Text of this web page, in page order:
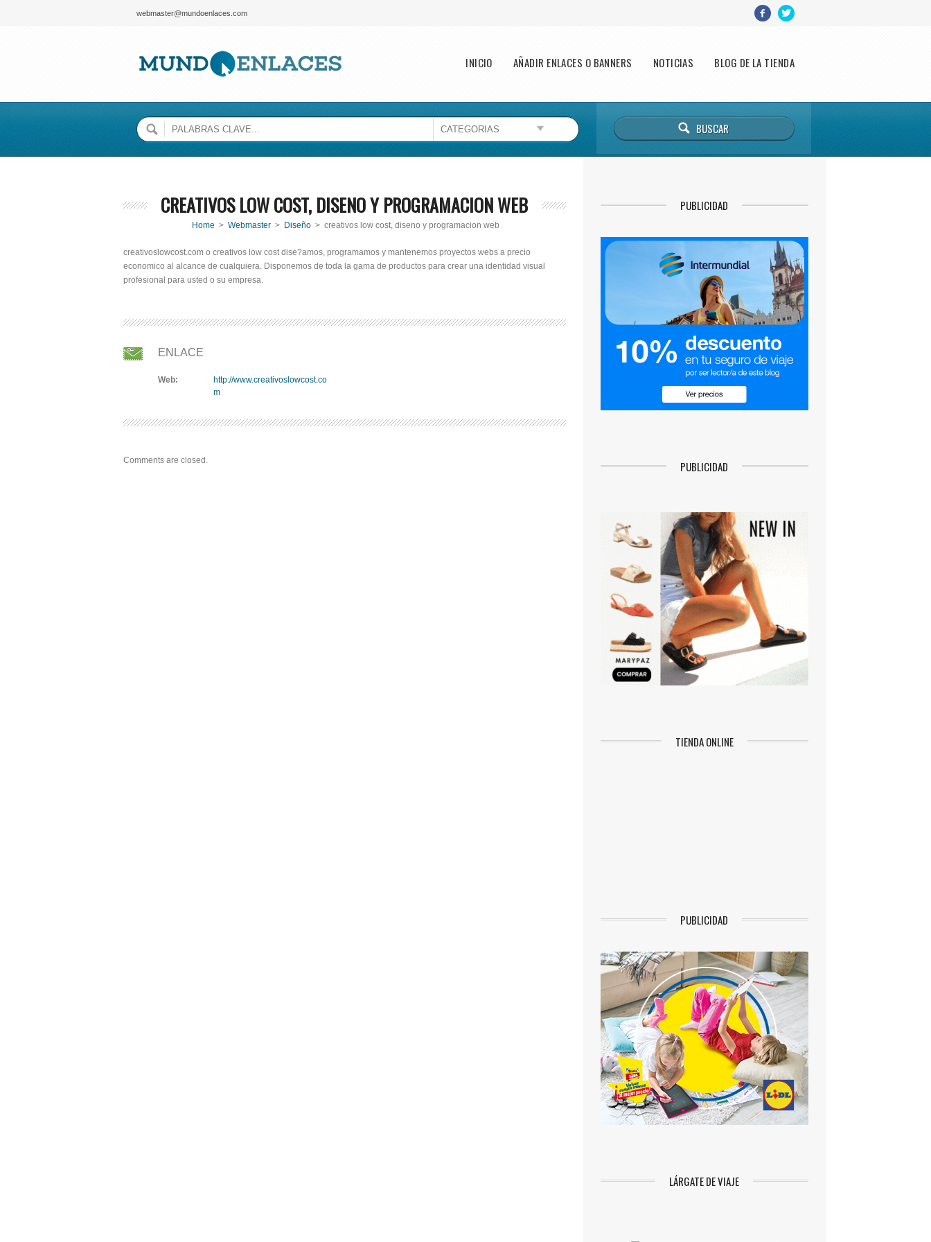
webmaster@mundoenlaces.com
Main menu
INICIO AÑADIR ENLACES O BANNERS NOTICIAS BLOG DE LA TIENDA
CREATIVOS LOW COST, DISENO Y PROGRAMACION WEB
Home > Webmaster> Diseño > creativos low cost, diseno y programacion web
creativoslowcost.com o creativos low cost dise?amos, programamos y mantenemos proyectos webs a precio
economico al alcance de cualquiera. Disponemos de toda la gama de productos para crear una identidad visual
profesional para usted o su empresa.
ENLACE
Web:
http://www.creativoslowcost.co
m
Comments are closed.
PUBLICIDAD
PUBLICIDAD
TIENDA ONLINE
PUBLICIDAD
LÁRGATE DE VIAJE